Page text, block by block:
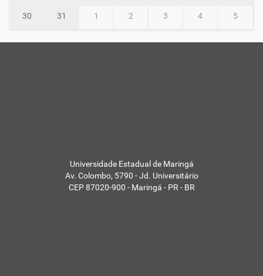
30 31 1 2 3 4 5
Universidade Estadual de Maringá
Av. Colombo, 5790 - Jd. Universitário
CEP 87020-900 - Maringá - PR - BR